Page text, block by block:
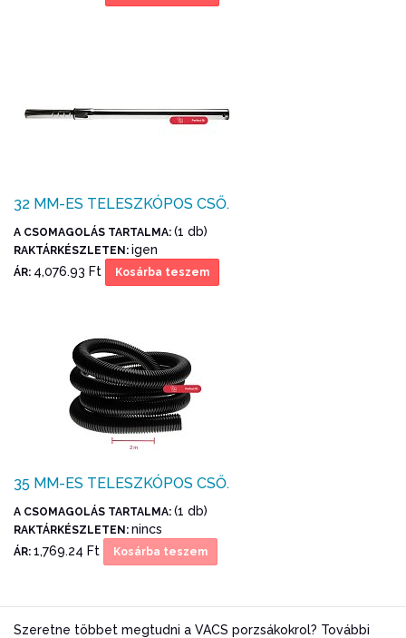
32 MM-ES TELESZKÓPOS CSŐ.
A CSOMAGOLÁS TARTALMA: (1 db)
RAKTÁRKÉSZLETEN: igen
ÁR: 4,076.93 Ft Kosárba teszem
35 MM-ES TELESZKÓPOS CSŐ.
A CSOMAGOLÁS TARTALMA: (1 db)
RAKTÁRKÉSZLETEN: nincs
ÁR: 1,769.24 Ft Kosárba teszem
Szeretne többet megtudni a VACS porzsákokrol? További